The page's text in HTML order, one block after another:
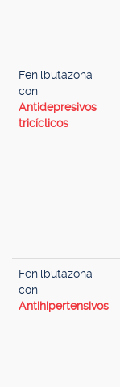
Fenilbutazona
con
Antidepresivos
tricíclicos
Fenilbutazona
con
Antihipertensivos